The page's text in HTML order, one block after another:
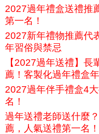
2027過年禮盒送禮推
第一名！
2027新年禮物推薦代
年習俗與禁忌
【2027過年送禮】長
薦！客製化過年禮盒
2027過年伴手禮盒4
名！
過年送禮老師送什麼
薦，人氣送禮第一名！